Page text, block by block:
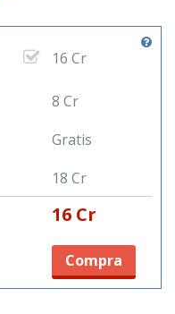
alle proprietà immobiliari
di contatti è
le proprietà immobiliari
16 Cr
8 Cr
Gratis
18 Cr
16 Cr
Compra